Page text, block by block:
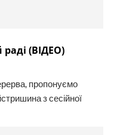
(ВІДЕО)
пропонуємо
з сесійної